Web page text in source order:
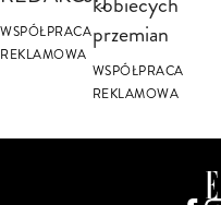
WSPÓŁPRACA
REKLAMOWA
przemian
WSPÓŁPRACA
REKLAMOWA